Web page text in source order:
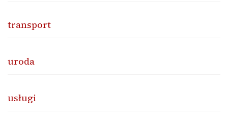
transport
uroda
usługi